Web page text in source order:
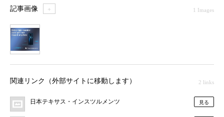
記事画像 ＋ 1 Images
関連リンク（外部サイトに移動します） 2 links
日本テキサス・インスツルメンツ 見る